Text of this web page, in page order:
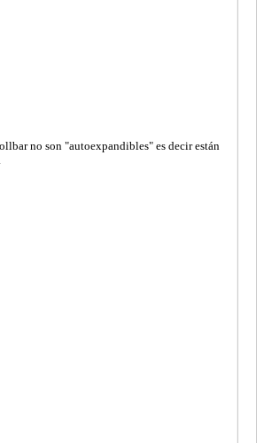
no son "autoexpandibles" es decir están